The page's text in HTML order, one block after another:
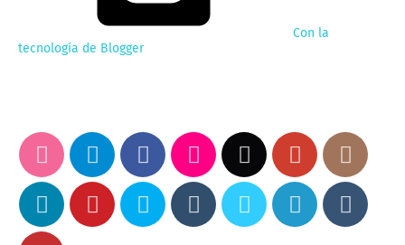
Con la
tecnología de Blogger